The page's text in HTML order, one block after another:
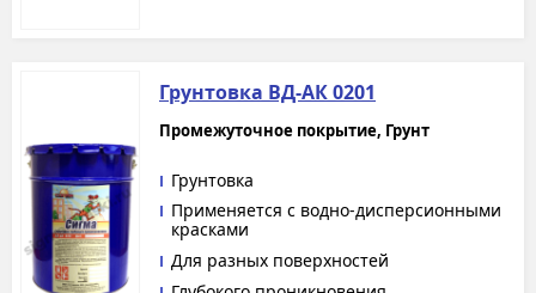
Грунтовка ВД-АК 0201
Промежуточное покрытие, Грунт
Грунтовка
Применяется с водно-дисперсионными
красками
Для разных поверхностей